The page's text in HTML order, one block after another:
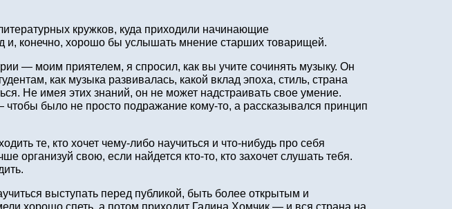
кружков, куда приходили начинающие
и, конечно, хорошо бы услышать мнение старших товарищей.
— моим приятелем, я спросил, как вы учите сочинять музыку. Он
как музыка развивалась, какой вклад эпоха, стиль, страна
Не имея этих знаний, он не может надстраивать свое умение.
было не просто подражание кому‑то, а рассказывался принцип
те, кто хочет чему‑либо научиться и что‑нибудь про себя
свою, если найдется кто‑то, кто захочет слушать тебя.
выступать перед публикой, быть более открытым и
хорошо спеть, а потом приходит Галина Хомчик — и вся страна на